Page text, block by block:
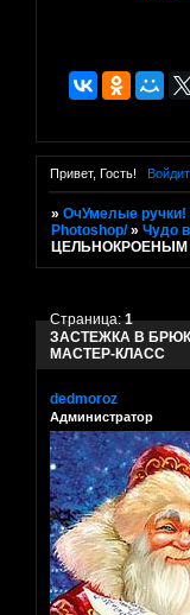
Привет, Гость!
»ОчУмелые ручки!
Photoshop/ »Чудо
ЗАСТЕЖКА В
МАСТЕР-КЛАСС
Страница:1
dedmoroz
Администратор